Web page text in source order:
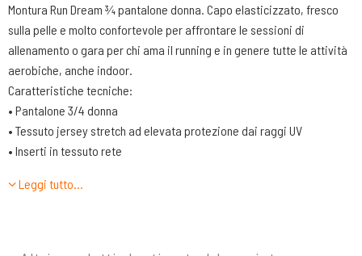
Montura Run Dream ¾ pantalone donna. Capo elasticizzato, fresco
sulla pelle e molto confortevole per affrontare le sessioni di
allenamento o gara per chi ama il running e in genere tutte le attività
aerobiche, anche indoor.
Caratteristiche tecniche:
• Pantalone 3/4 donna
• Tessuto jersey stretch ad elevata protezione dai raggi UV
• Inserti in tessuto rete
• Tasche fianchi aperte
Leggi tutto…